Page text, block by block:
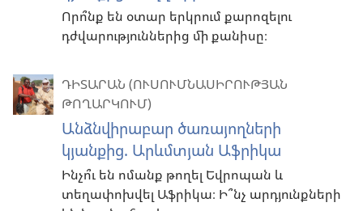
Որո՞նք են օտար երկրում քարոզելու
դժվարություններից մի քանիսը։
ԴԻՏԱՐԱՆ (ՈՒՍՈՒՄՆԱՍԻՐՈՒԹՅԱՆ
ԹՈՂԱՐԿՈՒՄ)
Անձնվիրաբար ծառայողների
կյանքից. Արևմտյան Աֆրիկա
Ինչո՞ւ են ոմանք թողել Եվրոպան և
տեղափոխվել Աֆրիկա։ Ի՞նչ արդյունքների